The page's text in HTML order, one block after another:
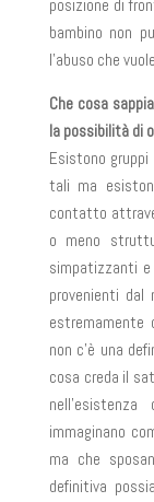
posizione di
bambino non
l’abuso che
Che cosa
la possibilità di
Esistono
tali ma
contatto
o meno
simpatizzanti
provenienti dal
estremamente
non c’è una
cosa creda il
immaginano
ma che
definitiva